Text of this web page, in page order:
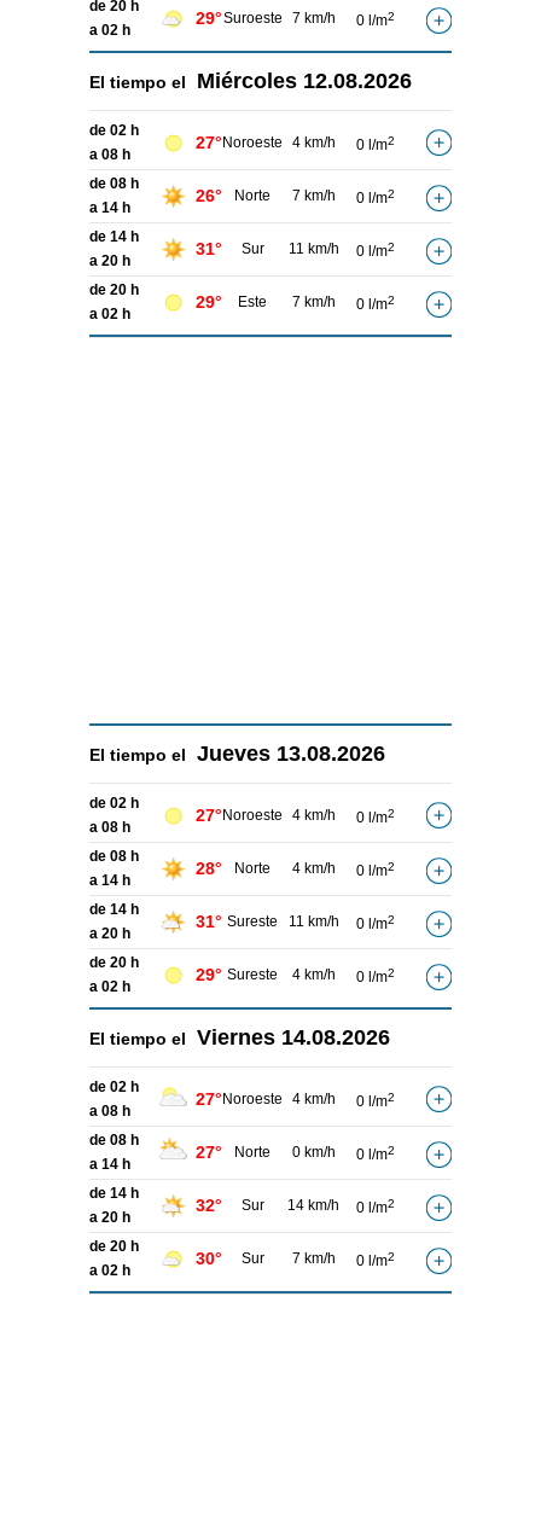
de 20 h
a 02 h
29°Suroeste 7 km/h 0 l/m2
El tiempo el Miércoles 12.08.2026
de 02 h
a 08 h
27° Noroeste 4 km/h 0 l/m2
de 08 h
a 14 h
26° Norte 7 km/h 0 l/m2
de 14 h
a 20 h
31° Sur 11 km/h 0 l/m2
de 20 h
a 02 h
29° Este 7 km/h 0 l/m2
El tiempo el Jueves 13.08.2026
de 02 h
a 08 h
27° Noroeste 4 km/h 0 l/m2
de 08 h
a 14 h
28° Norte 4 km/h 0 l/m2
de 14 h
a 20 h
31° Sureste 11 km/h 0 l/m2
de 20 h
a 02 h
29° Sureste 4 km/h 0 l/m2
El tiempo el Viernes 14.08.2026
de 02 h
a 08 h
27° Noroeste 4 km/h 0 l/m2
de 08 h
a 14 h
27° Norte 0 km/h 0 l/m2
de 14 h
a 20 h
32° Sur 14 km/h 0 l/m2
de 20 h
a 02 h
30° Sur 7 km/h 0 l/m2